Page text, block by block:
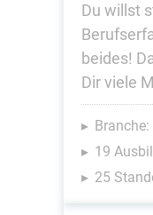
Du willst
beides!
Dir viele
19
25